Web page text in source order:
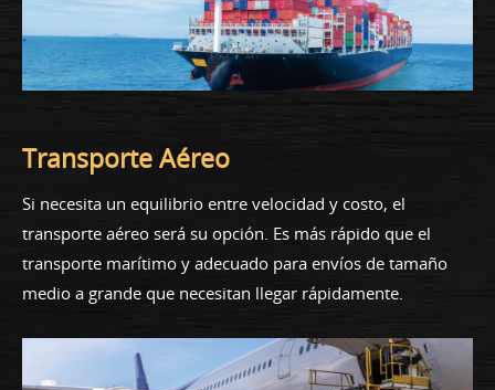
Transporte Aéreo
Si necesita un equilibrio entre velocidad y costo, el
transporte aéreo será su opción. Es más rápido que el
transporte marítimo y adecuado para envíos de tamaño
medio a grande que necesitan llegar rápidamente.